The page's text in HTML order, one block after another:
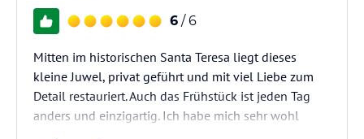
6 / 6
Mitten im historischen Santa Teresa liegt dieses
kleine Juwel, privat geführt und mit viel Liebe zum
Detail restauriert. Auch das Frühstück ist jeden Tag
anders und einzigartig. Ich habe mich sehr wohl